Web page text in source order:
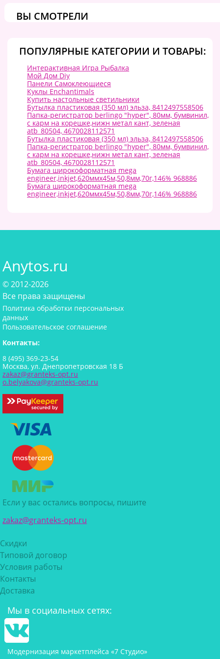
ВЫ СМОТРЕЛИ
ПОПУЛЯРНЫЕ КАТЕГОРИИ И ТОВАРЫ:
Интерактивная Игра Рыбалка
Мой Дом Diy
Панели Самоклеющиеся
Куклы Enchantimals
Купить настольные светильники
Бутылка пластиковая (350 мл) эльза, 8412497558506
Папка-регистратор berlingo "hyper", 80мм, бумвинил,
с карм на корешке,нижн метал кант, зеленая
atb_80504, 4670028112571
Бутылка пластиковая (350 мл) эльза, 8412497558506
Папка-регистратор berlingo "hyper", 80мм, бумвинил,
с карм на корешке,нижн метал кант, зеленая
atb_80504, 4670028112571
Бумага широкоформатная mega
engineer,inkjet,620ммx45м,50,8мм,70г,146% 968886
Бумага широкоформатная mega
engineer,inkjet,620ммx45м,50,8мм,70г,146% 968886
Anytos.ru
© 2012-2026
Все права защищены
Политика обработки персональных
данных
Пользовательское соглашение
Контакты:
8 (495) 369-23-54
Москва, ул. Днепропетровская 18 Б
zakaz@granteks-opt.ru
o.belyakova@granteks-opt.ru
Если у вас остались вопросы, пишите
zakaz@granteks-opt.ru
Скидки
Типовой договор
Условия работы
Контакты
Доставка
Мы в социальных сетях:
Модернизация маркетплейса «7 Студио»